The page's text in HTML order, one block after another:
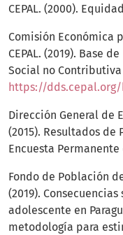
CEPAL. (2000).
Comisión Económica
CEPAL. (2019). Base
Social no
https://
Dirección General de
(2015). Resultados
Encuesta Permanente
Fondo de Población
(2019).
adolescente en
metodología para